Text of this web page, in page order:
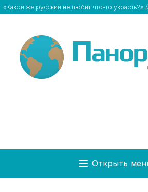
«Какой же русский не любит что-то украсть?»
Открыть